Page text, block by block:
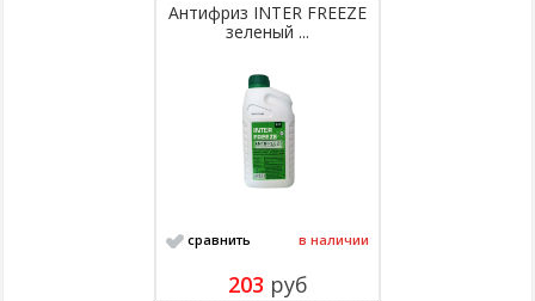
Антифриз INTER FREEZE
зеленый ...
сравнить в наличии
203 руб